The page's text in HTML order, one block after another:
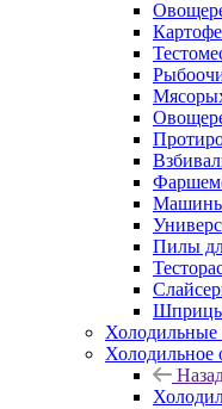
Пилы
Шприцы
Холодильные
Холодильное